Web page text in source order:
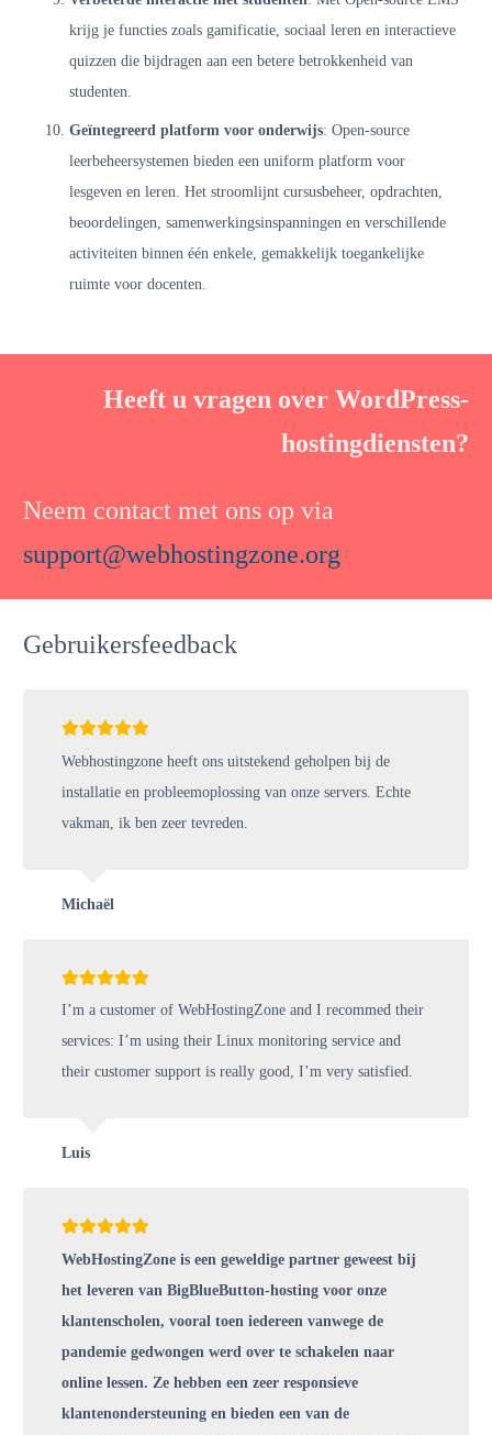
krijg je functies zoals gamificatie, sociaal leren en interactieve
quizzen die bijdragen aan een betere betrokkenheid van
studenten.
Geïntegreerd platform voor onderwijs: Open-source
leerbeheersystemen bieden een uniform platform voor
lesgeven en leren. Het stroomlijnt cursusbeheer, opdrachten,
beoordelingen, samenwerkingsinspanningen en verschillende
activiteiten binnen één enkele, gemakkelijk toegankelijke
ruimte voor docenten.
Heeft u vragen over WordPress-
hostingdiensten?
Neem contact met ons op via
support@webhostingzone.org
Gebruikersfeedback
Webhostingzone heeft ons uitstekend geholpen bij de
installatie en probleemoplossing van onze servers. Echte
vakman, ik ben zeer tevreden.
Michaël
I’m a customer of WebHostingZone and I recommed their
services: I’m using their Linux monitoring service and
their customer support is really good, I’m very satisfied.
Luis
WebHostingZone is een geweldige partner geweest bij
het leveren van BigBlueButton-hosting voor onze
klantenscholen, vooral toen iedereen vanwege de
pandemie gedwongen werd over te schakelen naar
online lessen. Ze hebben een zeer responsieve
klantenondersteuning en bieden een van de